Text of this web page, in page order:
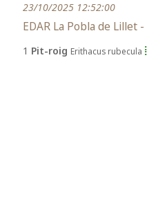
23/10/2025 12:52:00
EDAR La Pobla de Lillet -
1 Pit-roig Erithacus rubecula